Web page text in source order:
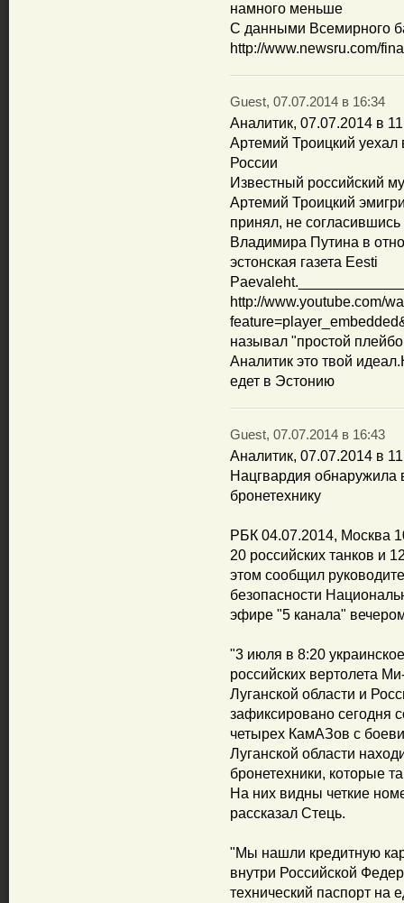
намного меньше
С данными Всемирного
http://www.newsru.com/
Guest, 07.07.2014 в 16:34
Аналитик, 07.07.2014 в
Артемий Троицкий
России
Известный российский
Артемий Троицкий
принял, не
Владимира Путина в
эстонская газета Eesti
http://www.youtube.com/
называл "простой
Аналитик это твой
едет в Эстонию
Guest, 07.07.2014 в 16:43
Аналитик, 07.07.2014 в
Нацгвардия обнаружила
бронетехнику
РБК 04.07.2014, Москва
20 российских танков и
этом сообщил
безопасности
эфире "5 канала"
"3 июля в 8:20
российских вертолета
Луганской области и
зафиксировано сегодня
четырех КамАЗов с
Луганской области
бронетехники, которые
На них видны четкие
рассказал Стець.
"Мы нашли кредитную
внутри Российской
технический паспорт на